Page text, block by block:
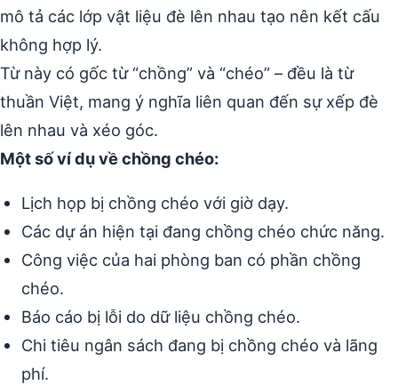
mô tả các lớp vật liệu đè lên nhau tạo nên kết cấu
không hợp lý.
Từ này có gốc từ “chồng” và “chéo” – đều là từ
thuần Việt, mang ý nghĩa liên quan đến sự xếp đè
lên nhau và xéo góc.
Một số ví dụ về chồng chéo:
Lịch họp bị chồng chéo với giờ dạy.
Các dự án hiện tại đang chồng chéo chức năng.
Công việc của hai phòng ban có phần chồng
chéo.
Báo cáo bị lỗi do dữ liệu chồng chéo.
Chi tiêu ngân sách đang bị chồng chéo và lãng
phí.